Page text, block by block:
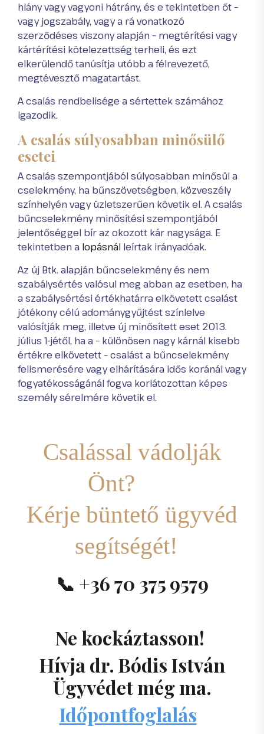
hiány vagy vagyoni hátrány, és e tekintetben őt –
vagy jogszabály, vagy a rá vonatkozó
szerződéses viszony alapján – megtérítési vagy
kártérítési kötelezettség terheli, és ezt
elkerülendő tanúsítja utóbb a félrevezető,
megtévesztő magatartást.
A csalás rendbelisége a sértettek számához
igazodik.
A csalás súlyosabban minősülő
esetei
A csalás szempontjából súlyosabban minősül a
cselekmény, ha bűnszövetségben, közveszély
színhelyén vagy üzletszerűen követik el. A csalás
bűncselekmény minősítési szempontjából
jelentőséggel bír az okozott kár nagysága. E
tekintetben a lopásnál leírtak irányadóak.
Az új Btk. alapján bűncselekmény és nem
szabálysértés valósul meg abban az esetben, ha
a szabálysértési értékhatárra elkövetett csalást
jótékony célú adománygyűjtést színlelve
valósítják meg, illetve új minősített eset 2013.
július 1-jétől, ha a – különösen nagy kárnál kisebb
értékre elkövetett – csalást a bűncselekmény
felismerésére vagy elhárítására idős koránál vagy
fogyatékosságánál fogva korlátozottan képes
személy sérelmére követik el.
Csalással vádolják
Önt?
Kérje büntető ügyvéd
segítségét!
📞 +36 70 375 9579
Ne kockáztasson!
Hívja dr. Bódis István
Ügyvédetmég ma.
Időpontfoglalás